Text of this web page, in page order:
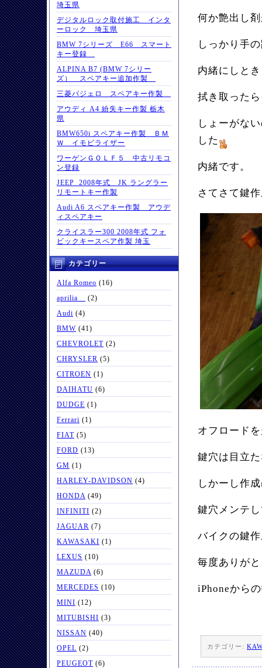
埼玉県
デジタルロック取付施工 インタ
ーロック 埼玉県
BMW 7シリーズ E66 スマート
キー登録
ALPINA B7 (BMW 7シリー
ズ） スペアキー追加作製
三菱パジェロ スペアキー作製
アウディ A4 紛失キー作製 栃木
県
BMW650i スペアキー作製 ＢＭ
Ｗ イモビライザー
ワーゲンＧＯＬＦ５ 中古リモコ
ン登録
JEEP 2008年式 JK ラングラー
リモートキー作製
Audi A6 スペアキー作製 アウデ
ィスペアキー
クライスラー300 2008年式 フォ
ビックキースペア作製 埼玉
カテゴリー
Alfa Romeo (16)
aprilia
(2)
Audi (4)
BMW (41)
CHEVROLET (2)
CHRYSLER (5)
CITROEN (1)
DAIHATU (6)
DUDGE (1)
Ferrari (1)
FIAT (5)
FORD (13)
GM (1)
HARLEY-DAVIDSON (4)
HONDA (49)
INFINITI (2)
JAGUAR (7)
KAWASAKI (1)
LEXUS (10)
MAZUDA (6)
MERCEDES (10)
MINI (12)
MITUBISHI (3)
NISSAN (40)
OPEL (2)
PEUGEOT (6)
何か艶出し
しっかり手
内緒にしと
拭き取った
しょーがな
した
内緒です。
さてさて鍵
オフロード
鍵穴は目立
しかーし作
鍵穴メンテ
バイクの鍵
毎度ありが
iPhoneから
カテゴリー: